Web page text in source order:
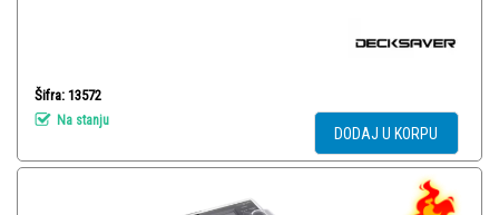
Šifra: 13572
Na stanju
DODAJ U KORPU